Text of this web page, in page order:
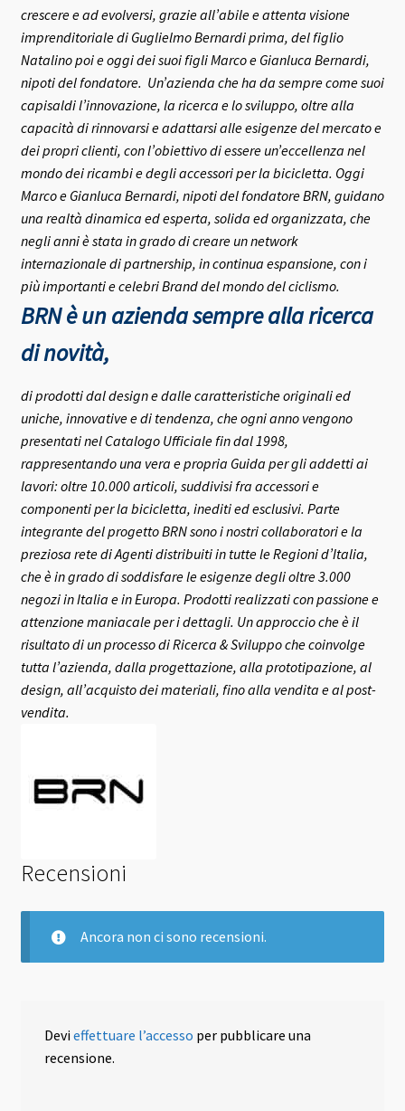
crescere e ad evolversi, grazie all’abile e attenta visione
imprenditoriale di Guglielmo Bernardi prima, del figlio
Natalino poi e oggi dei suoi figli Marco e Gianluca Bernardi,
nipoti del fondatore. Un’azienda che ha da sempre come suoi
capisaldi l’innovazione, la ricerca e lo sviluppo, oltre alla
capacità di rinnovarsi e adattarsi alle esigenze del mercato e
dei propri clienti, con l’obiettivo di essere un’eccellenza nel
mondo dei ricambi e degli accessori per la bicicletta. Oggi
Marco e Gianluca Bernardi, nipoti del fondatore BRN, guidano
una realtà dinamica ed esperta, solida ed organizzata, che
negli anni è stata in grado di creare un network
internazionale di partnership, in continua espansione, con i
più importanti e celebri Brand del mondo del ciclismo.
BRN è un azienda sempre alla ricerca
di novità,
di prodotti dal design e dalle caratteristiche originali ed
uniche, innovative e di tendenza, che ogni anno vengono
presentati nel Catalogo Ufficiale fin dal 1998,
rappresentando una vera e propria Guida per gli addetti ai
lavori: oltre 10.000 articoli, suddivisi fra accessori e
componenti per la bicicletta, inediti ed esclusivi. Parte
integrante del progetto BRN sono i nostri collaboratori e la
preziosa rete di Agenti distribuiti in tutte le Regioni d’Italia,
che è in grado di soddisfare le esigenze degli oltre 3.000
negozi in Italia e in Europa. Prodotti realizzati con passione e
attenzione maniacale per i dettagli. Un approccio che è il
risultato di un processo di Ricerca & Sviluppo che coinvolge
tutta l’azienda, dalla progettazione, alla prototipazione, al
design, all’acquisto dei materiali, fino alla vendita e al post-
vendita.
Recensioni
Ancora non ci sono recensioni.
Devieffettuare l’accesso per pubblicare una
recensione.